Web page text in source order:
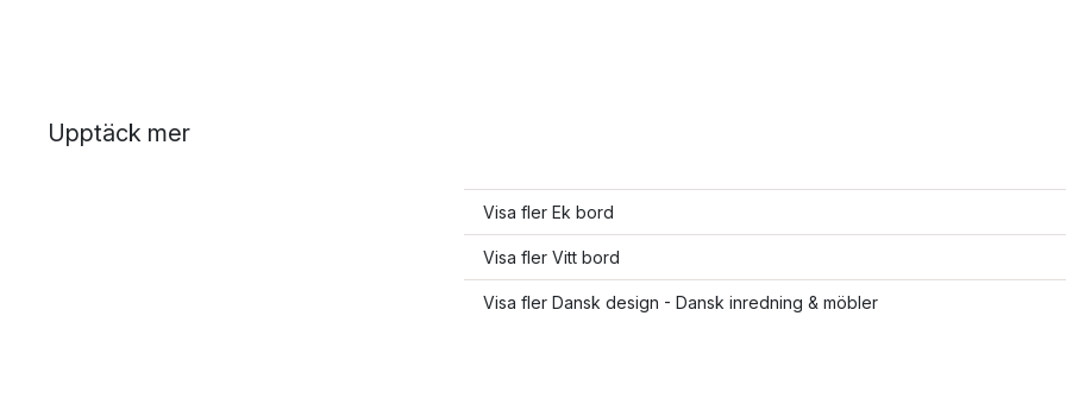
Upptäck mer
Visa fler Ek bord
Visa fler Vitt bord
Visa fler Dansk design - Dansk inredning & möbler